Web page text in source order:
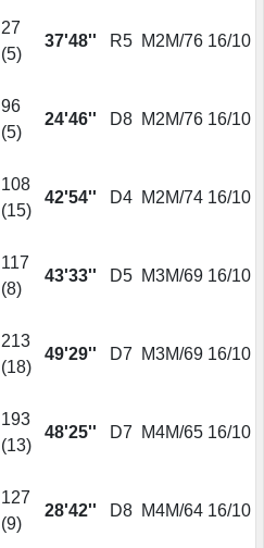
27
(5)
37'48'' R5 M2M/76 16/10
96
(5)
24'46'' D8 M2M/76 16/10
108
(15)
42'54'' D4 M2M/74 16/10
117
(8)
43'33'' D5 M3M/69 16/10
213
(18)
49'29'' D7 M3M/69 16/10
193
(13)
48'25'' D7 M4M/65 16/10
127
(9)
28'42'' D8 M4M/64 16/10